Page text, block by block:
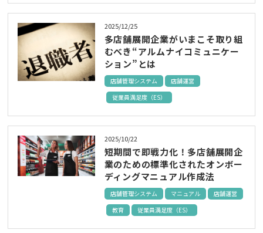
2025/12/25
多店舗展開企業がいまこそ取り組
むべき“アルムナイコミュニケー
ション”とは
店舗管理システム
店舗運営
従業員満足度（ES）
2025/10/22
短期間で即戦力化！多店舗展開企
業のための標準化されたオンボー
ディングマニュアル作成法
店舗管理システム マニュアル
店舗運営
教育
従業員満足度（ES）